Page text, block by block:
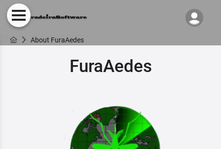
About FuraAedes
FuraAedes